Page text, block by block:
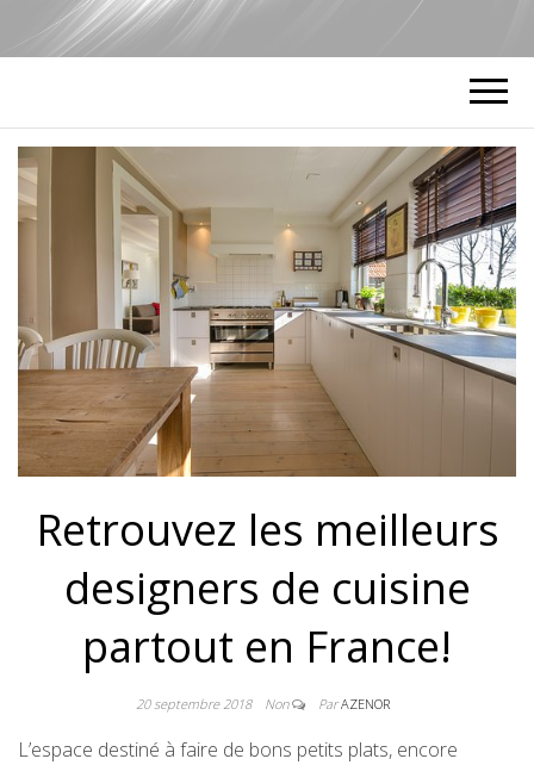
Retrouvez les meilleurs
designers de cuisine
partout en France!
20 septembre 2018 Non ParAZENOR
L’espace destiné à faire de bons petits plats, encore